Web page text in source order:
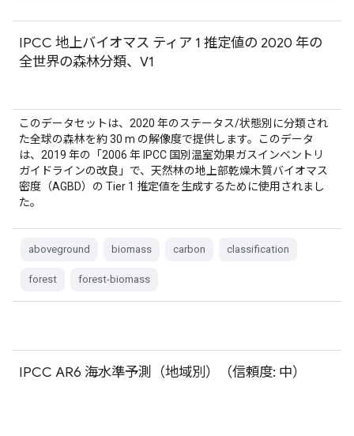
IPCC 地上バイオマス ティア 1 推定値の 2020 年の
全世界の森林分類、V1
このデータセットは、2020 年のステータス/状態別に分類され
た全球の森林を約 30 m の解像度で提供します。このデータ
は、2019 年の「2006 年 IPCC 国別温室効果ガスインベントリ
ガイドラインの改良」で、天然林の地上部乾燥木質バイオマス
密度（AGBD）の Tier 1 推定値を生成するために使用されまし
た。
aboveground biomass carbon classification
forest forest-biomass
IPCC AR6 海水準予測（地域別）（信頼度: 中）